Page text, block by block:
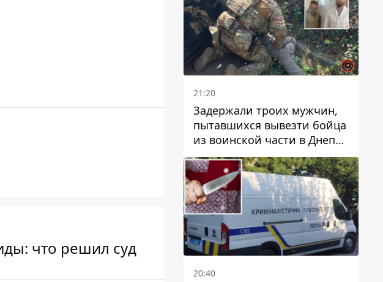
что решил суд
21:20
Задержали троих мужчин,
пытавшихся вывезти бойца
из воинской части в Днепр
за 7 тысяч долларов: среди
них был врач
20:40